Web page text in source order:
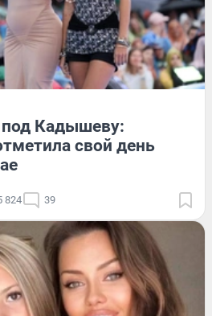
Кадышеву:
свой день
824 39